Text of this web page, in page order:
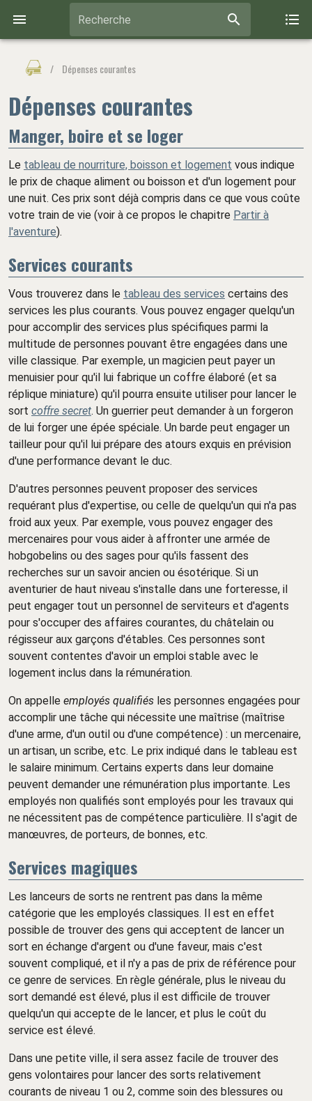
Recherche
/ Dépenses courantes
Dépenses courantes
Manger, boire et se loger
Le tableau de nourriture, boisson et logement vous indique
le prix de chaque aliment ou boisson et d'un logement pour
une nuit. Ces prix sont déjà compris dans ce que vous coûte
votre train de vie (voir à ce propos le chapitre Partir à
l'aventure).
Services courants
Vous trouverez dans le tableau des services certains des
services les plus courants. Vous pouvez engager quelqu'un
pour accomplir des services plus spécifiques parmi la
multitude de personnes pouvant être engagées dans une
ville classique. Par exemple, un magicien peut payer un
menuisier pour qu'il lui fabrique un coffre élaboré (et sa
réplique miniature) qu'il pourra ensuite utiliser pour lancer le
sort coffre secret. Un guerrier peut demander à un forgeron
de lui forger une épée spéciale. Un barde peut engager un
tailleur pour qu'il lui prépare des atours exquis en prévision
d'une performance devant le duc.
D'autres personnes peuvent proposer des services
requérant plus d'expertise, ou celle de quelqu'un qui n'a pas
froid aux yeux. Par exemple, vous pouvez engager des
mercenaires pour vous aider à affronter une armée de
hobgobelins ou des sages pour qu'ils fassent des
recherches sur un savoir ancien ou ésotérique. Si un
aventurier de haut niveau s'installe dans une forteresse, il
peut engager tout un personnel de serviteurs et d'agents
pour s'occuper des affaires courantes, du châtelain ou
régisseur aux garçons d'étables. Ces personnes sont
souvent contentes d'avoir un emploi stable avec le
logement inclus dans la rémunération.
On appelle employés qualifiés les personnes engagées pour
accomplir une tâche qui nécessite une maîtrise (maîtrise
d'une arme, d'un outil ou d'une compétence) : un mercenaire,
un artisan, un scribe, etc. Le prix indiqué dans le tableau est
le salaire minimum. Certains experts dans leur domaine
peuvent demander une rémunération plus importante. Les
employés non qualifiés sont employés pour les travaux qui
ne nécessitent pas de compétence particulière. Il s'agit de
manœuvres, de porteurs, de bonnes, etc.
Services magiques
Les lanceurs de sorts ne rentrent pas dans la même
catégorie que les employés classiques. Il est en effet
possible de trouver des gens qui acceptent de lancer un
sort en échange d'argent ou d'une faveur, mais c'est
souvent compliqué, et il n'y a pas de prix de référence pour
ce genre de services. En règle générale, plus le niveau du
sort demandé est élevé, plus il est difficile de trouver
quelqu'un qui accepte de le lancer, et plus le coût du
service est élevé.
Dans une petite ville, il sera assez facile de trouver des
gens volontaires pour lancer des sorts relativement
courants de niveau 1 ou 2, comme soin des blessures ou